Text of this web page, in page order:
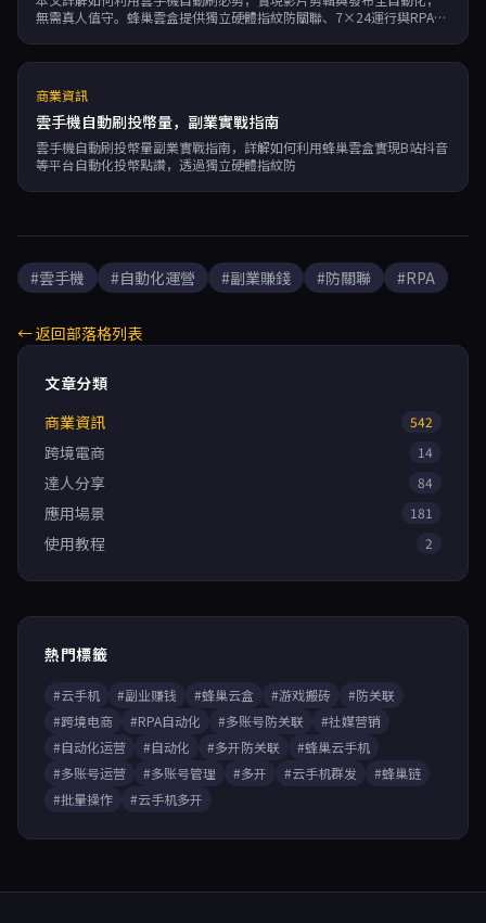
無需真人值守。蜂巢雲盒提供獨立硬體指紋防關聯、7×24運行與RPA自
商業資訊
雲手機自動刷投幣量，副業實戰指南
雲手機自動刷投幣量副業實戰指南，詳解如何利用蜂巢雲盒實現B站抖音
等平台自動化投幣點讚，透過獨立硬體指紋防
#雲手機 #自動化運營 #副業賺錢 #防關聯 #RPA
← 返回部落格列表
文章分類
商業資訊
542
跨境電商 14
達人分享 84
應用場景 181
使用教程 2
熱門標籤
#云手机 #副业赚钱 #蜂巢云盒 #游戏搬砖
#防关联
#跨境电商
#RPA自动化 #多账号防关联
#社媒营销
#自动化运营
#自动化 #多开防关联
#蜂巢云手机
#多账号运营
#多账号管理 #多开 #云手机群发
#蜂巢链
#批量操作
#云手机多开